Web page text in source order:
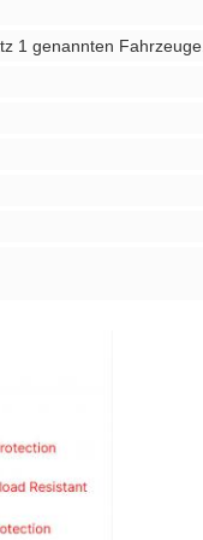
1 genannten Fahrzeuge.